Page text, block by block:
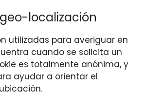
localización
utilizadas para averiguar en
cuando se solicita un
es totalmente anónima, y
ayudar a orientar el